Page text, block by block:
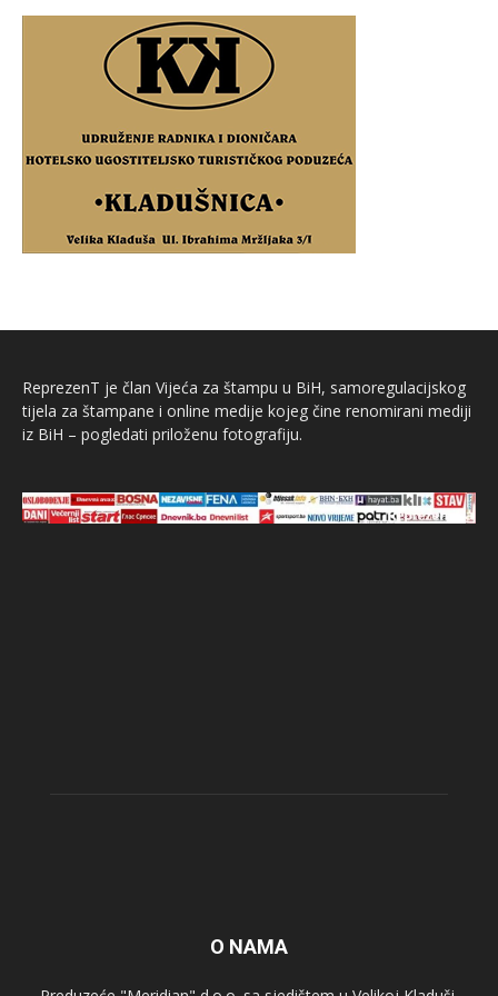
ReprezenT je član Vijeća za štampu u BiH, samoregulacijskog
tijela za štampane i online medije kojeg čine renomirani mediji
iz BiH – pogledati priloženu fotografiju.
O NAMA